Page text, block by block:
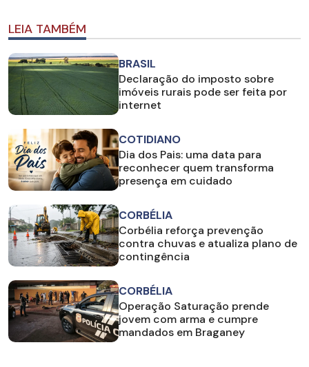
LEIA TAMBÉM
BRASIL
Declaração do imposto sobre
imóveis rurais pode ser feita por
internet
COTIDIANO
Dia dos Pais: uma data para
reconhecer quem transforma
presença em cuidado
CORBÉLIA
Corbélia reforça prevenção
contra chuvas e atualiza plano de
contingência
CORBÉLIA
Operação Saturação prende
jovem com arma e cumpre
mandados em Braganey